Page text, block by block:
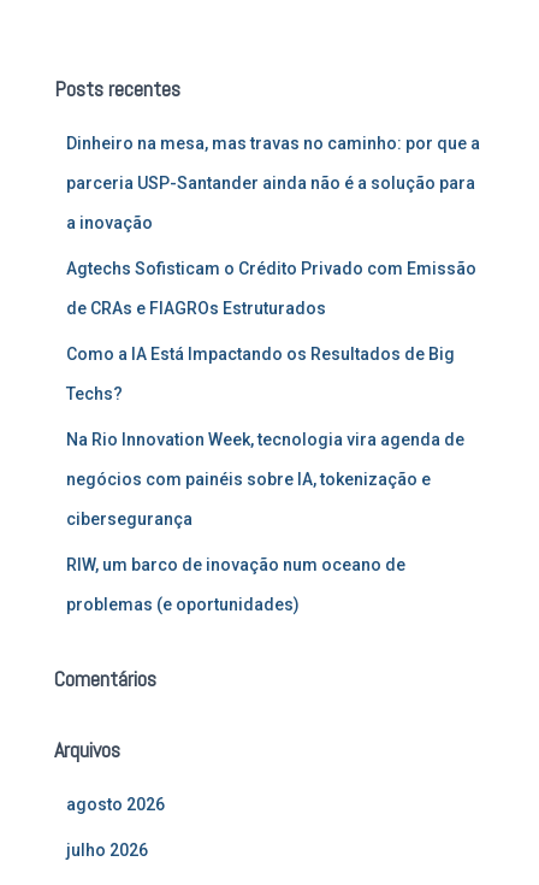
iPosts recentes
Dinheiro na mesa, mas travas no caminho: por que a
parceria USP-Santander ainda não é a solução para
a inovação
Agtechs Sofisticam o Crédito Privado com Emissão
de CRAs e FIAGROs Estruturados
Como a IA Está Impactando os Resultados de Big
Techs?
Na Rio Innovation Week, tecnologia vira agenda de
negócios com painéis sobre IA, tokenização e
cibersegurança
RIW, um barco de inovação num oceano de
problemas (e oportunidades)
Comentários
Arquivos
agosto 2026
julho 2026